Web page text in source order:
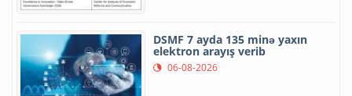
DSMF 7 ayda 135 minə yaxın
elektron arayış verib
06-08-2026